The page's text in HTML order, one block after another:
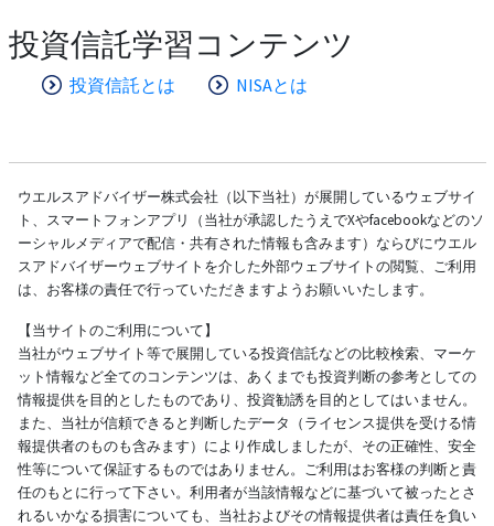
投資信託学習コンテンツ
投資信託とは NISAとは
ウエルスアドバイザー株式会社（以下当社）が展開しているウェブサイ
ト、スマートフォンアプリ（当社が承認したうえでXやfacebookなどのソ
ーシャルメディアで配信・共有された情報も含みます）ならびにウエル
スアドバイザーウェブサイトを介した外部ウェブサイトの閲覧、ご利用
は、お客様の責任で行っていただきますようお願いいたします。
【当サイトのご利用について】
当社がウェブサイト等で展開している投資信託などの比較検索、マーケ
ット情報など全てのコンテンツは、あくまでも投資判断の参考としての
情報提供を目的としたものであり、投資勧誘を目的としてはいません。
また、当社が信頼できると判断したデータ（ライセンス提供を受ける情
報提供者のものも含みます）により作成しましたが、その正確性、安全
性等について保証するものではありません。ご利用はお客様の判断と責
任のもとに行って下さい。利用者が当該情報などに基づいて被ったとさ
れるいかなる損害についても、当社およびその情報提供者は責任を負い